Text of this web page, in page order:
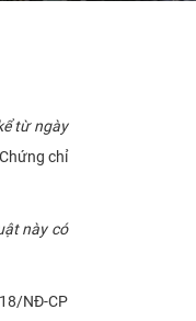
từ ngày
chỉ
này có
NĐ-CP